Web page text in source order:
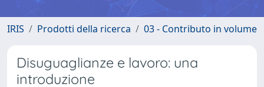
IRIS Prodotti della ricerca 03 - Contributo in volume
Disuguaglianze e lavoro: una
introduzione